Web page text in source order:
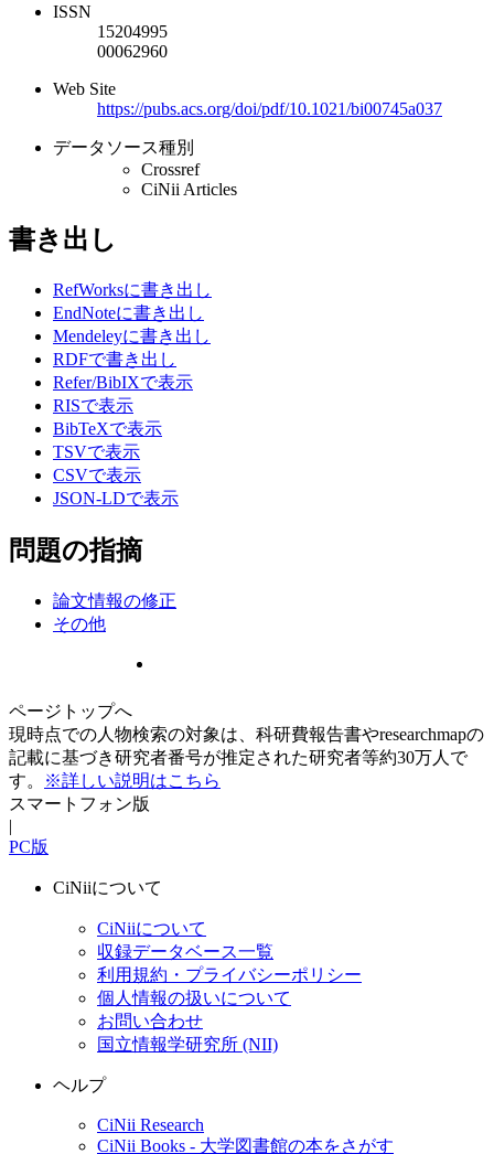
ISSN
15204995
00062960
Web Site
https://pubs.acs.org/doi/pdf/10.1021/bi00745a037
データソース種別
Crossref
CiNii Articles
書き出し
RefWorksに書き出し
EndNoteに書き出し
Mendeleyに書き出し
RDFで書き出し
Refer/BibIXで表示
RISで表示
BibTeXで表示
TSVで表示
CSVで表示
JSON-LDで表示
問題の指摘
論文情報の修正
その他
ページトップへ
現時点での人物検索の対象は、科研費報告書やresearchmapの
記載に基づき研究者番号が推定された研究者等約30万人で
す。
※詳しい説明はこちら
スマートフォン版
|
PC版
CiNiiについて
CiNiiについて
収録データベース一覧
利用規約・プライバシーポリシー
個人情報の扱いについて
お問い合わせ
国立情報学研究所 (NII)
ヘルプ
CiNii Research
CiNii Books - 大学図書館の本をさがす